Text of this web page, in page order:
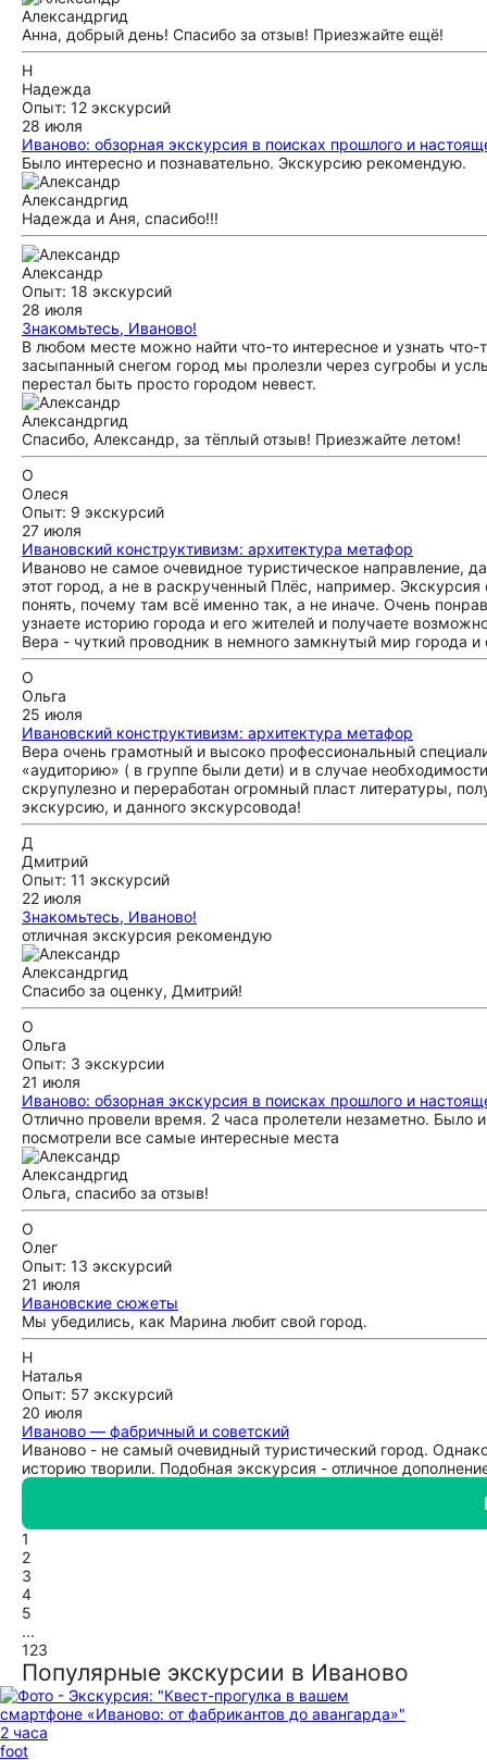
Александргид
Анна, добрый день! Спасибо за отзыв! Приезжайте ещё!
Н
Надежда
Опыт: 12 экскурсий
28 июля
Иваново: обзорная экскурсия в поисках прошлого и
Было интересно и познавательно. Экскурсию рекомендую.
Александргид
Надежда и Аня, спасибо!!!
Александр
Опыт: 18 экскурсий
28 июля
Знакомьтесь, Иваново!
В любом месте можно найти что-то интересное и узнать
засыпанный снегом город мы пролезли через сугробы и
перестал быть просто городом невест.
Александргид
Спасибо, Александр, за тёплый отзыв! Приезжайте летом!
О
Олеся
Опыт: 9 экскурсий
27 июля
Ивановский конструктивизм: архитектура метафор
Иваново не самое очевидное туристическое направление,
этот город, а не в раскрученный Плёс, например.
понять, почему там всё именно так, а не иначе. Очень
узнаете историю города и его жителей и получаете
Вера - чуткий проводник в немного замкнутый мир города и
О
Ольга
25 июля
Ивановский конструктивизм: архитектура метафор
Вера очень грамотный и высоко профессиональный
«аудиторию» ( в группе были дети) и в случае
скрупулезно и переработан огромный пласт литературы,
экскурсию, и данного экскурсовода!
Д
Дмитрий
Опыт: 11 экскурсий
22 июля
Знакомьтесь, Иваново!
отличная экскурсия рекомендую
Александргид
Спасибо за оценку, Дмитрий!
О
Ольга
Опыт: 3 экскурсии
21 июля
Иваново: обзорная экскурсия в поисках прошлого и
Отлично провели время. 2 часа пролетели незаметно. Было
посмотрели все самые интересные места
Александргид
Ольга, спасибо за отзыв!
О
Олег
Опыт: 13 экскурсий
21 июля
Ивановские сюжеты
Мы убедились, как Марина любит свой город.
Н
Наталья
Опыт: 57 экскурсий
20 июля
Иваново — фабричный и советский
Иваново - не самый очевидный туристический город.
историю творили. Подобная экскурсия - отличное
1
2
3
4
5
...
123
Популярные экскурсии в Иваново
2 часа
foot